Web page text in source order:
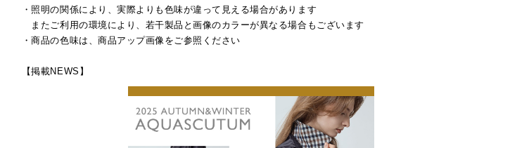
・照明の関係により、実際よりも色味が違って見える場合があります
またご利用の環境により、若干製品と画像のカラーが異なる場合もございます
・商品の色味は、商品アップ画像をご参照ください
【掲載NEWS】